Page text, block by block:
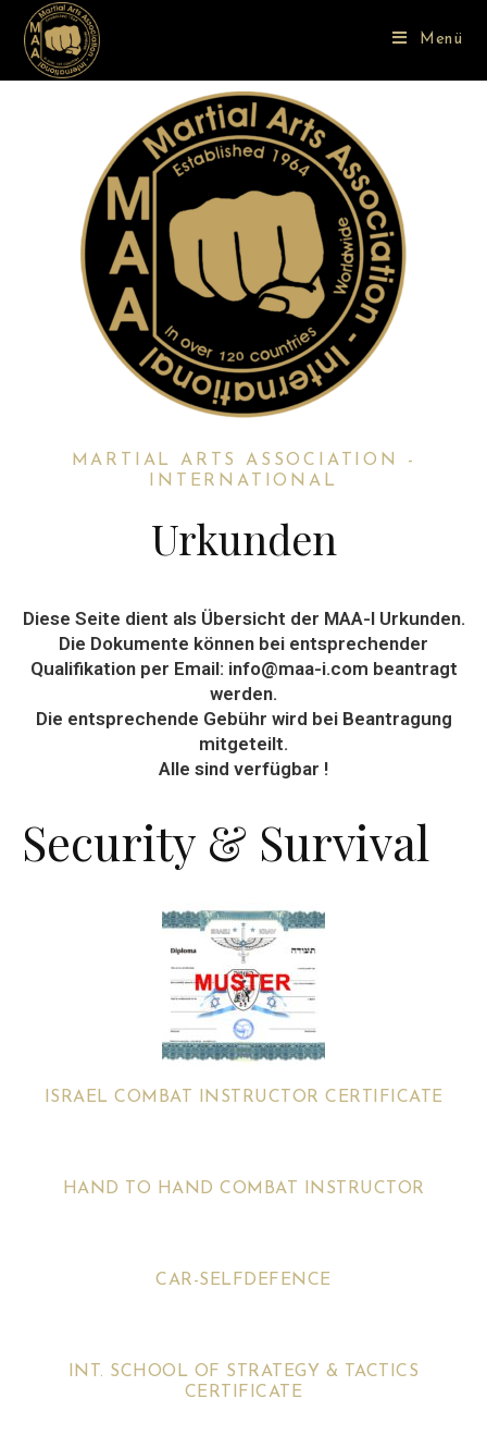
Menü
MARTIAL ARTS ASSOCIATION -
INTERNATIONAL
Urkunden
Diese Seite dient als Übersicht der MAA-I Urkunden.
Die Dokumente können bei entsprechender
Qualifikation per Email: info@maa-i.com beantragt
werden.
Die entsprechende Gebühr wird bei Beantragung
mitgeteilt.
Alle sind verfügbar !
Security & Survival
ISRAEL COMBAT INSTRUCTOR CERTIFICATE
HAND TO HAND COMBAT INSTRUCTOR
CAR-SELFDEFENCE
INT. SCHOOL OF STRATEGY & TACTICS
CERTIFICATE